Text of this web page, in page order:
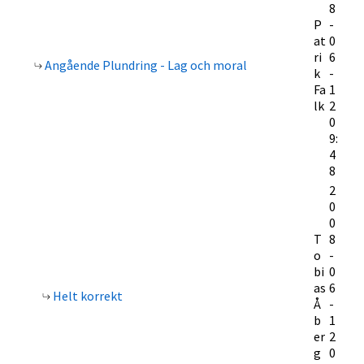
Angående Plundring - Lag och moral
P
at
ri
k
Fa
lk
8
-
0
6
-
1
2
0
9:
4
8
Helt korrekt
T
o
bi
as
Å
b
er
g
2
0
0
8
-
0
6
-
1
2
0